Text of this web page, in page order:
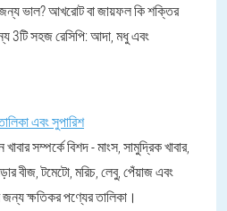
ভাল? আখরোট বা জায়ফল কি শক্তির
3টি সহজ রেসিপি: আদা, মধু এবং
এবং সুপারিশ
সম্পর্কে বিশদ - মাংস, সামুদ্রিক খাবার,
বীজ, টমেটো, মরিচ, লেবু, পেঁয়াজ এবং
ক্ষতিকর পণ্যের তালিকা।